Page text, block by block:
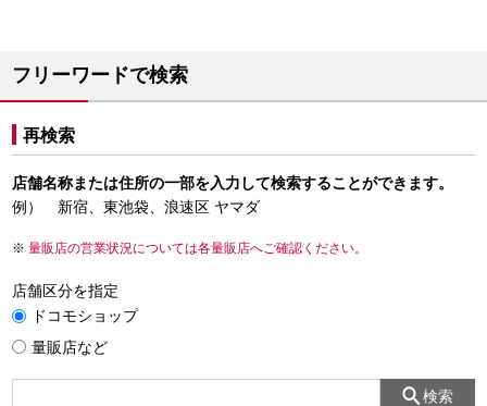
フリーワードで検索
再検索
店舗名称または住所の一部を入力して検索することができます。
例） 新宿、東池袋、浪速区 ヤマダ
量販店の営業状況については各量販店へご確認ください。
店舗区分を指定
ドコモショップ
量販店など
検索